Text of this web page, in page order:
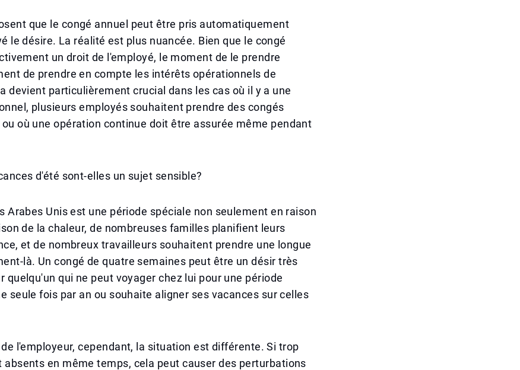
que le congé annuel peut être pris automatiquement
le désire. La réalité est plus nuancée. Bien que le congé
un droit de l'employé, le moment de le prendre
de prendre en compte les intérêts opérationnels de
devient particulièrement crucial dans les cas où il y a une
plusieurs employés souhaitent prendre des congés
où une opération continue doit être assurée même pendant
d'été sont-elles un sujet sensible?
Arabes Unis est une période spéciale non seulement en raison
de la chaleur, de nombreuses familles planifient leurs
et de nombreux travailleurs souhaitent prendre une longue
là. Un congé de quatre semaines peut être un désir très
quelqu'un qui ne peut voyager chez lui pour une période
seule fois par an ou souhaite aligner ses vacances sur celles
l'employeur, cependant, la situation est différente. Si trop
absents en même temps, cela peut causer des perturbations